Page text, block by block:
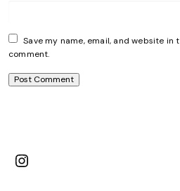
Save my name, email, and website
comment.
Instagram